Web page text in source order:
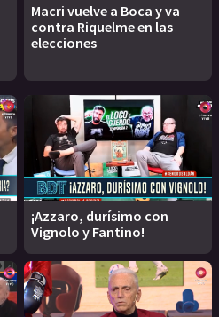
Macri vuelve a Boca y va
contra Riquelme en las
elecciones
¡Azzaro, durísimo con
Vignolo y Fantino!